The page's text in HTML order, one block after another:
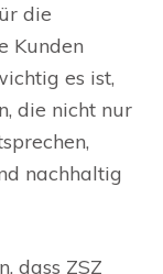
die
Kunden
es ist,
die nicht nur
nachhaltig
dass ZSZ